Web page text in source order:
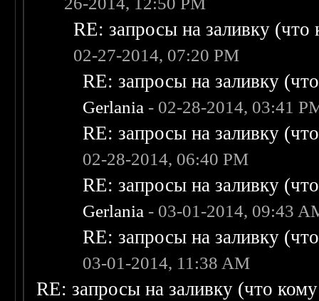
RE: запросы на заливку
02-27-2014, 07:20 PM
RE: запросы на заливку
Gerlania - 02-28-2014, 03:41
RE: запросы на заливку
02-28-2014, 06:40 PM
RE: запросы на заливку
Gerlania - 03-01-2014, 09:43
RE: запросы на заливку
03-01-2014, 11:38 AM
RE: запросы на заливку (что